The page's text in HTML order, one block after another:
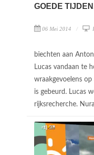
GOEDE
06 Mei 2014
biechten aan
Lucas vandaan te
wraakgevoelens
is gebeurd. Lucas
rijksrecherche.